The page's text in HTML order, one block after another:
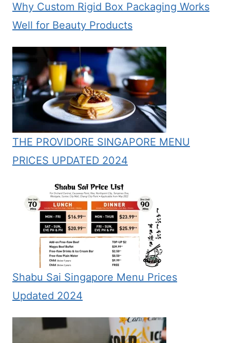
Why Custom Rigid Box Packaging Works
Well for Beauty Products
THE PROVIDORE SINGAPORE MENU
PRICES UPDATED 2024
Shabu Sai Singapore Menu Prices
Updated 2024